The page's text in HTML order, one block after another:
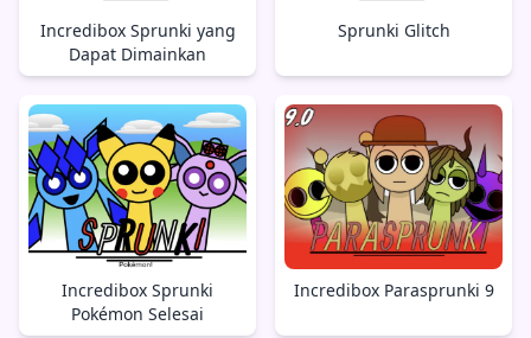
Incredibox Sprunki yang
Dapat Dimainkan
Sprunki Glitch
Incredibox Sprunki
Pokémon Selesai
Incredibox Parasprunki 9